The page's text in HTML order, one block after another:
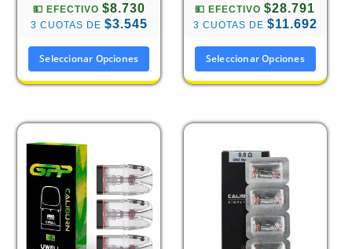
💵 EFECTIVO $8.730
3 CUOTAS DE $3.545
Seleccionar Opciones
💵 EFECTIVO$28.791
3 CUOTAS DE $11.692
Seleccionar Opciones